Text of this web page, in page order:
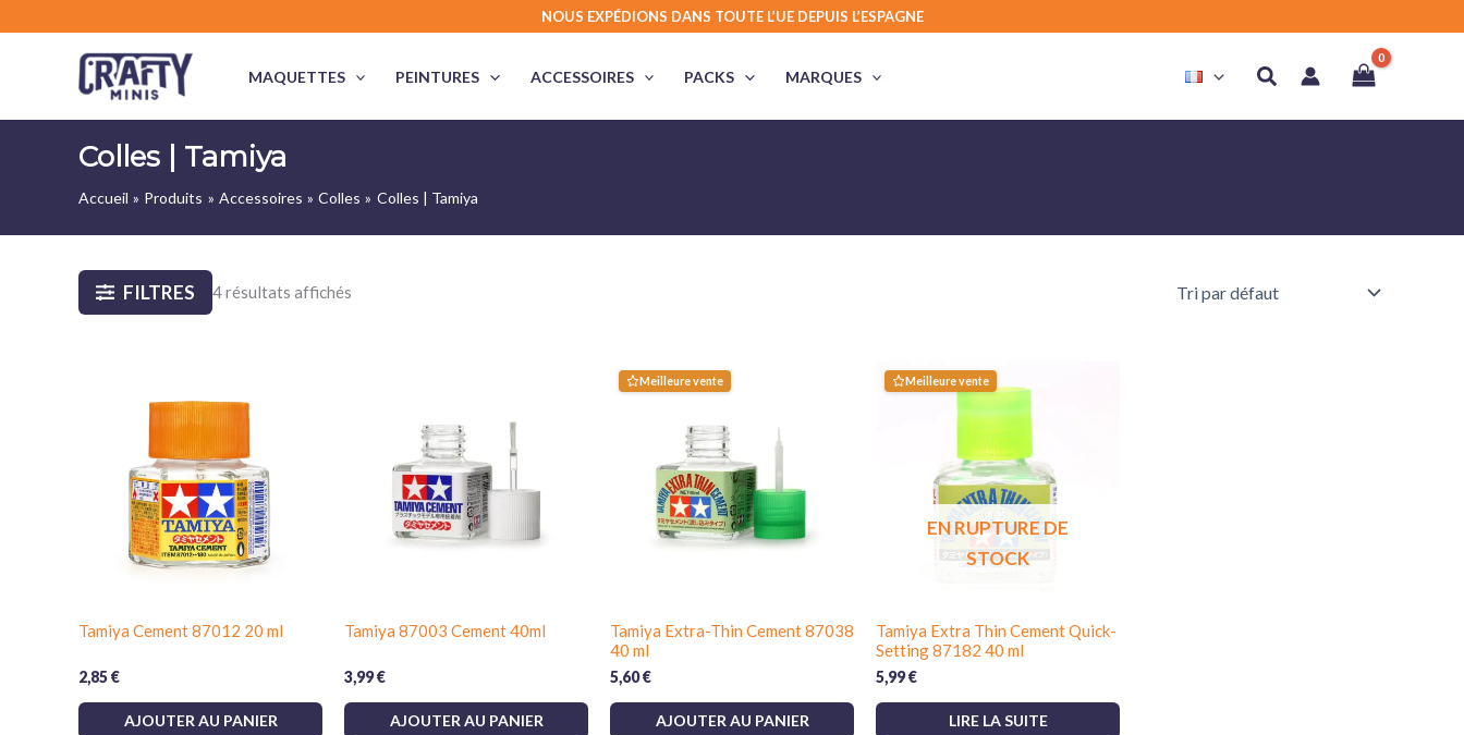
NOUS EXPÉDIONS DANS TOUTE L’UE DEPUIS L’ESPAGNE
MAQUETTES PEINTURES ACCESSOIRES PACKS MARQUES Rechercher
Colles | Tamiya
Accueil Produits Accessoires Colles Colles | Tamiya
FILTRES 4 résultats affichés
Tamiya Cement 87012 20 ml
2,85€
AJOUTER AU PANIER
Tamiya 87003 Cement 40ml
3,99€
AJOUTER AU PANIER
Meilleure vente
Tamiya Extra-Thin Cement 87038
40 ml
5,60€
AJOUTER AU PANIER
EN RUPTURE DE
STOCK
Meilleure vente
Tamiya Extra Thin Cement Quick-
Setting 87182 40 ml
5,99€
LIRE LA SUITE